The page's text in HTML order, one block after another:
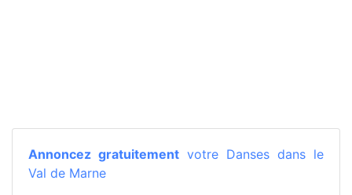
Annoncez gratuitement votre Danses dans le
Val de Marne